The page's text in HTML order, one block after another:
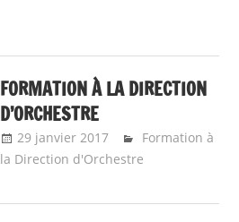
FORMATION À LA DIRECTION
D’ORCHESTRE
29 janvier 2017
Emeline
Design
Formation à
la Direction d'Orchestre